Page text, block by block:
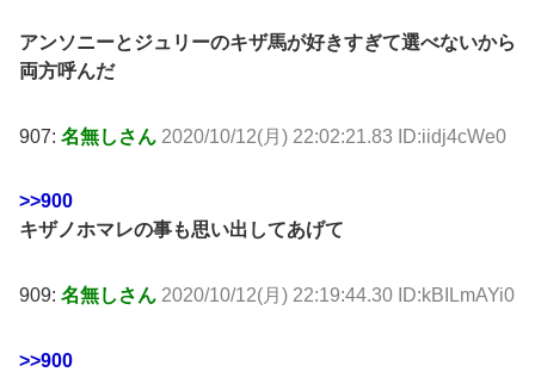
アンソニーとジュリーのキザ馬が好きすぎて選べないから
両方呼んだ
907: 名無しさん 2020/10/12(月) 22:02:21.83 ID:iidj4cWe0
>>900
キザノホマレの事も思い出してあげて
909: 名無しさん 2020/10/12(月) 22:19:44.30 ID:kBILmAYi0
>>900